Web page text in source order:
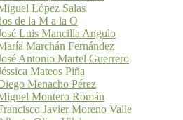
López Salas
de la M a la O
Luis Mancilla Angulo
Marchán Fernández
Antonio Martel Guerrero
Mateos Piña
Menacho Pérez
Montero Román
Javier Moreno Valle